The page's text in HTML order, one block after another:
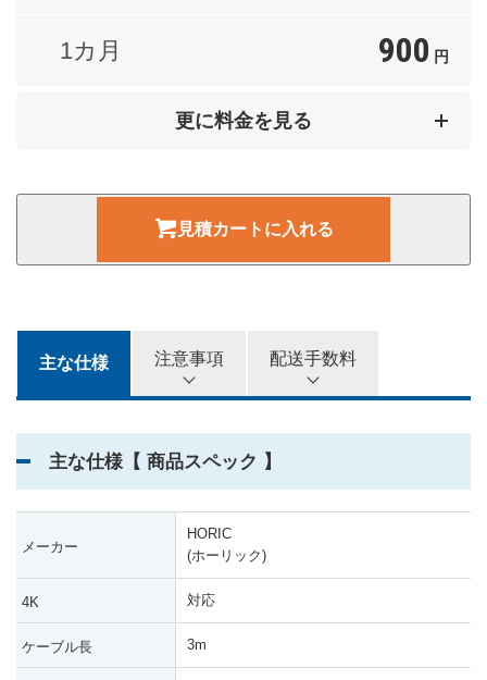
1カ月 900 円
円
3カ月 1,900円
4カ月 2,400
5カ月
6カ月 3,000
更に料金を見る
見積カートに入れる
主な仕様 注意事項 配送手数料
主な仕様【 商品スペック 】
メーカー
HORIC
(ホーリック)
4K 対応
ケーブル長 3m